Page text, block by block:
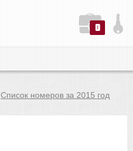
0
Список номеров за 2015 год